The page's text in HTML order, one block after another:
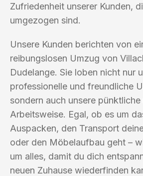
Zufriedenheit unserer Kunden,
umgezogen sind.
Unsere Kunden berichten von
reibungslosen Umzug von
Dudelange. Sie loben nicht nur
professionelle und freundliche
sondern auch unsere
Arbeitsweise. Egal, ob es um
Auspacken, den Transport
oder den Möbelaufbau geht –
um alles, damit du dich
neuen Zuhause wiederfinden